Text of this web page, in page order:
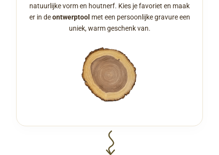
natuurlijke vorm en houtnerf. Kies je favoriet en maak
er in deontwerptool met een persoonlijke gravure een
uniek, warm geschenk van.